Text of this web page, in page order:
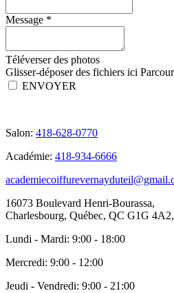
Message *
Téléverser des photos
Glisser-déposer des fichiers ici
ENVOYER
Salon: 418-628-0770
Académie: 418-934-6666
16073 Boulevard Henri-Bourassa,
Charlesbourg, Québec, QC G1G
Lundi - Mardi: 9:00 - 18:00
Mercredi: 9:00 - 12:00
Jeudi - Vendredi: 9:00 - 21:00